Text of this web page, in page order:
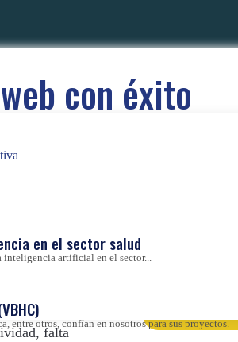
en el sector salud
inteligencia artificial en el sector...
entre otros, confían en nosotros para sus proyectos.
con éxito
falta